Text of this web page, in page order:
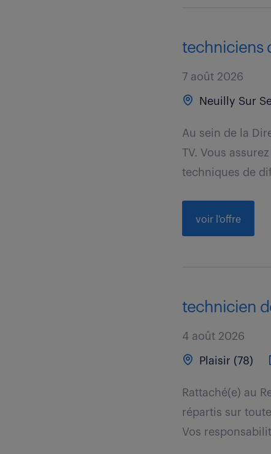
techniciens
7 août 2026
Neuilly Sur
Au sein de la
TV. Vous
techniques de
voir l'offre
technicien
4 août 2026
Plaisir (78)
Rattaché(e) au
répartis sur
Vos